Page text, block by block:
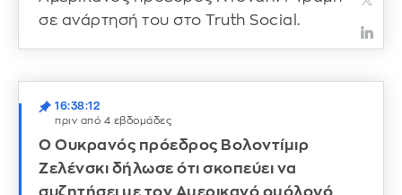
σε ανάρτησή του στο Truth Social.
16:38:12
πριν από 4 εβδομάδες
Ο Ουκρανός πρόεδρος Βολοντίμιρ
Ζελένσκι δήλωσε ότι σκοπεύει να
συζητήσει με τον Αμερικανό ομόλογό